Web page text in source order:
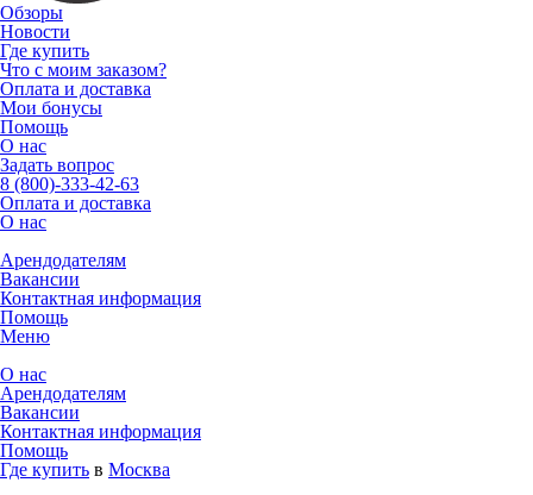
Обзоры
Новости
Где купить
Что с моим заказом?
Оплата и доставка
Мои бонусы
Помощь
О нас
Задать вопрос
8 (800)-333-42-63
Оплата и доставка
О нас
Арендодателям
Вакансии
Контактная информация
Помощь
Меню
О нас
Арендодателям
Вакансии
Контактная информация
Помощь
Где купить в Москва